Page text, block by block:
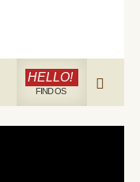
HELLO!
FIND OS